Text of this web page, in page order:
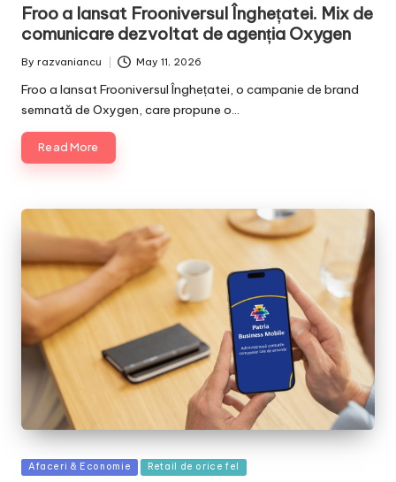
Froo a lansat Frooniversul Înghețatei. Mix de
comunicare dezvoltat de agenția Oxygen
Posted
By razvaniancu May 11, 2026
Froo a lansat Frooniversul Înghețatei, o campanie de brand
semnată de Oxygen, care propune o…
Read More
Posted
Afaceri & Economie Retail de orice fel